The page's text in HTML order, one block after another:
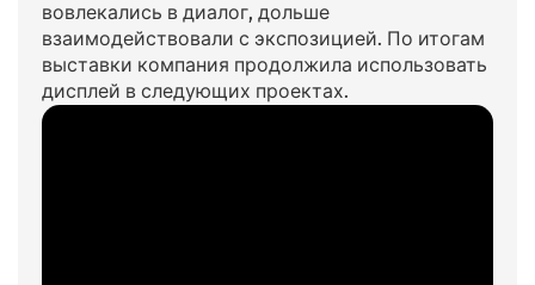
вовлекались в диалог, дольше
взаимодействовали с экспозицией. По итогам
выставки компания продолжила использовать
дисплей в следующих проектах.